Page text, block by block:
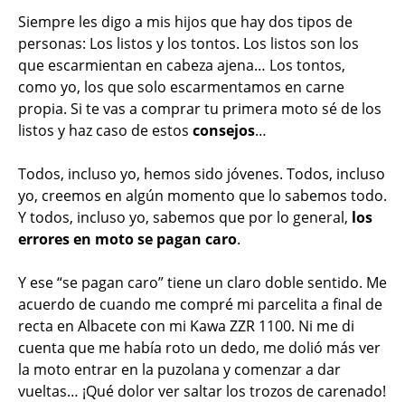
Siempre les digo a mis hijos que hay dos tipos de
personas: Los listos y los tontos. Los listos son los
que escarmientan en cabeza ajena… Los tontos,
como yo, los que solo escarmentamos en carne
propia. Si te vas a comprar tu primera moto sé de los
listos y haz caso de estos consejos…
Todos, incluso yo, hemos sido jóvenes. Todos, incluso
yo, creemos en algún momento que lo sabemos todo.
Y todos, incluso yo, sabemos que por lo general, los
errores en moto se pagan caro.
Y ese “se pagan caro” tiene un claro doble sentido. Me
acuerdo de cuando me compré mi parcelita a final de
recta en Albacete con mi Kawa ZZR 1100. Ni me di
cuenta que me había roto un dedo, me dolió más ver
la moto entrar en la puzolana y comenzar a dar
vueltas… ¡Qué dolor ver saltar los trozos de carenado!